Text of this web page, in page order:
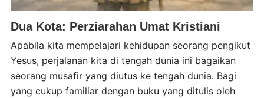
Dua Kota: Perziarahan Umat Kristiani
Apabila kita mempelajari kehidupan seorang pengikut
Yesus, perjalanan kita di tengah dunia ini bagaikan
seorang musafir yang diutus ke tengah dunia. Bagi
yang cukup familiar dengan buku yang ditulis oleh